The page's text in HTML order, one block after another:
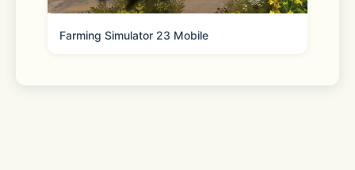
Farming Simulator 23 Mobile